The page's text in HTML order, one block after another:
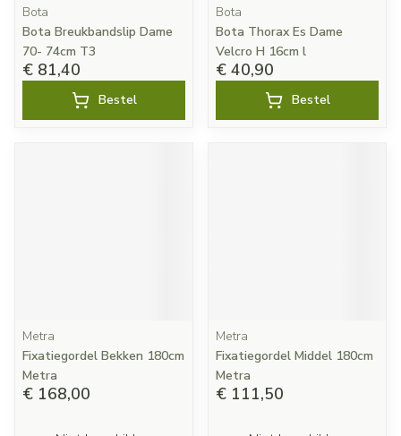
Bota
Bota Breukbandslip Dame
70- 74cm T3
€ 81,40
Bestel
Bota
Bota Thorax Es Dame
Velcro H 16cm l
€ 40,90
Bestel
Metra
Fixatiegordel Bekken 180cm
Metra
€ 168,00
Metra
Fixatiegordel Middel 180cm
Metra
€ 111,50